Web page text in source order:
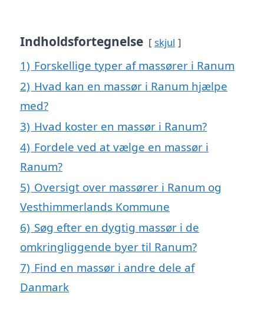
Indholdsfortegnelse skjul
1) Forskellige typer af massører i Ranum
2) Hvad kan en massør i Ranum hjælpe
med?
3) Hvad koster en massør i Ranum?
4) Fordele ved at vælge en massør i
Ranum?
5) Oversigt over massører i Ranum og
Vesthimmerlands Kommune
6) Søg efter en dygtig massør i de
omkringliggende byer til Ranum?
7) Find en massør i andre dele af
Danmark